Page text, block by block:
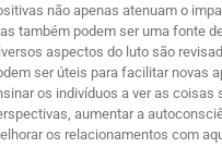
não apenas atenuam o
também podem ser uma fonte
aspectos do luto são
ser úteis para facilitar novas
os indivíduos a ver as coisas
aumentar a
os relacionamentos com